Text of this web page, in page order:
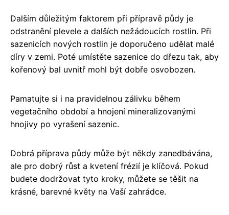
Dalším důležitým faktorem při přípravě půdy je
odstranění plevele a dalších nežádoucích rostlin. Při
sazenicích nových rostlin je doporučeno udělat malé
díry v zemi. Poté umístěte sazenice do dřezu tak, aby
kořenový bal uvnitř mohl být dobře osvobozen.
Pamatujte si i na pravidelnou zálivku během
vegetačního období a hnojení mineralizovanými
hnojivy po vyrašení sazenic.
Dobrá příprava půdy může být někdy zanedbávána,
ale pro dobrý růst a kvetení frézií je klíčová. Pokud
budete dodržovat tyto kroky, můžete se těšit na
krásné, barevné květy na Vaší zahrádce.